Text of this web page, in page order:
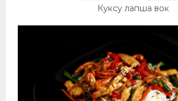
Куксу лапша вок